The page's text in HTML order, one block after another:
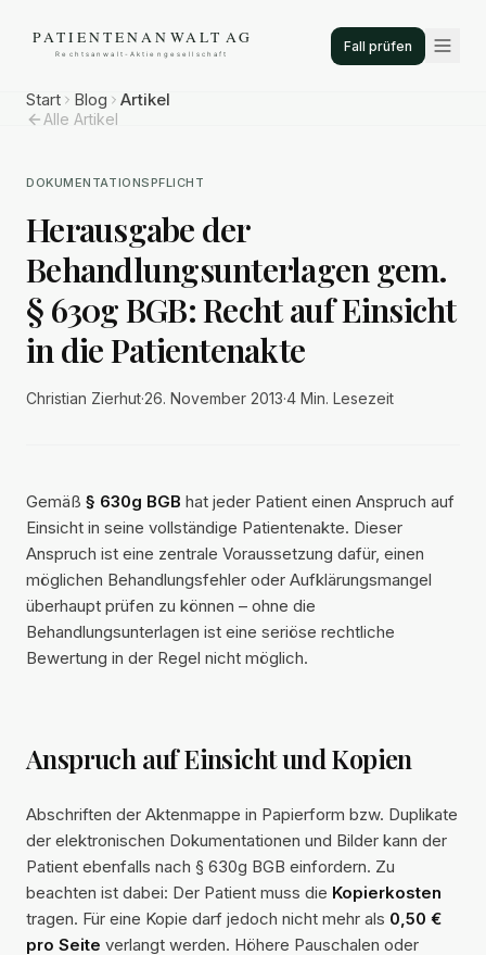
Fall prüfen
Start Blog Artikel
Alle Artikel
DOKUMENTATIONSPFLICHT
Herausgabe der
Behandlungsunterlagen gem.
§ 630g BGB: Recht auf Einsicht
in die Patientenakte
Christian Zierhut·26. November 2013·4 Min. Lesezeit
Gemäß § 630g BGB hat jeder Patient einen Anspruch auf
Einsicht in seine vollständige Patientenakte. Dieser
Anspruch ist eine zentrale Voraussetzung dafür, einen
möglichen Behandlungsfehler oder Aufklärungsmangel
überhaupt prüfen zu können – ohne die
Behandlungsunterlagen ist eine seriöse rechtliche
Bewertung in der Regel nicht möglich.
Anspruch auf Einsicht und Kopien
Abschriften der Aktenmappe in Papierform bzw. Duplikate
der elektronischen Dokumentationen und Bilder kann der
Patient ebenfalls nach § 630g BGB einfordern. Zu
beachten ist dabei: Der Patient muss die Kopierkosten
tragen. Für eine Kopie darf jedoch nicht mehr als 0,50 €
pro Seite verlangt werden. Höhere Pauschalen oder